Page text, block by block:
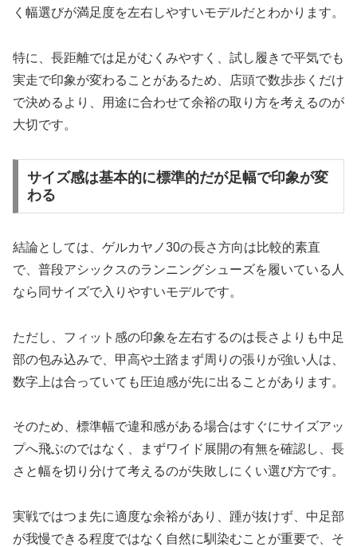
く幅選びが満足度を左右しやすいモデルだとわかります。
特に、長距離では足がむくみやすく、試し履きで平気でも
実走で印象が変わることがあるため、店頭で数歩歩くだけ
で決めるより、用途に合わせて余裕の取り方を考えるのが
大切です。
サイズ感は基本的に標準的だが足幅で印象が変
わる
結論としては、ゲルカヤノ30の長さ方向は比較的素直
で、普段アシックスのランニングシューズを履いている人
なら同サイズで入りやすいモデルです。
ただし、フィット感の印象を左右するのは長さよりも中足
部の包み込みで、甲高や土踏まず周りの張りが強い人は、
数字上は合っていても圧迫感が先に出ることがあります。
そのため、標準幅で違和感がある場合はすぐにサイズアッ
プへ飛ぶのではなく、まずワイド展開の有無を確認し、長
さと幅を切り分けて考えるのが失敗しにくい選び方です。
実戦ではつま先に適度な余裕があり、踵が抜けず、中足部
が我慢できる程度ではなく自然に馴染むことが重要で、そ